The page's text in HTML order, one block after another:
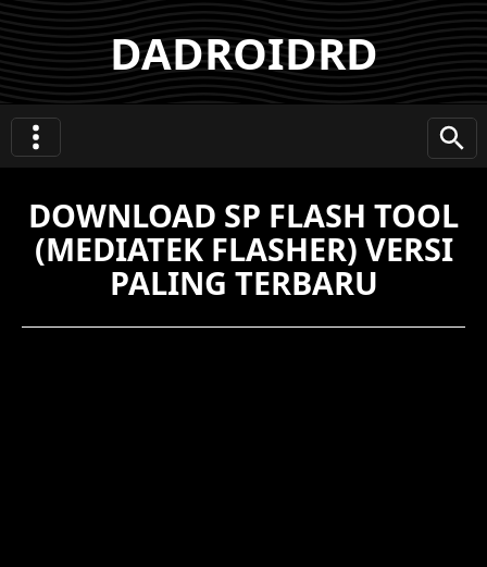
DADROIDRD
DOWNLOAD SP FLASH TOOL
(MEDIATEK FLASHER) VERSI
PALING TERBARU